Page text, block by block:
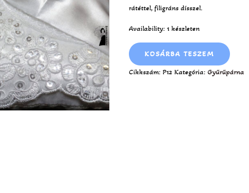
rátéttel, filigráns dísszel.
Availability: 1 készleten
KOSÁRBA TESZEM
Cikkszám: P12 Kategória: Gyűrűpárna